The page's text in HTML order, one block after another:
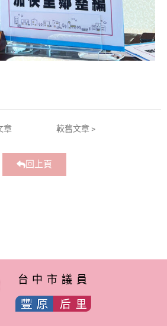
章 較舊文章 >
回上頁
台中市議員